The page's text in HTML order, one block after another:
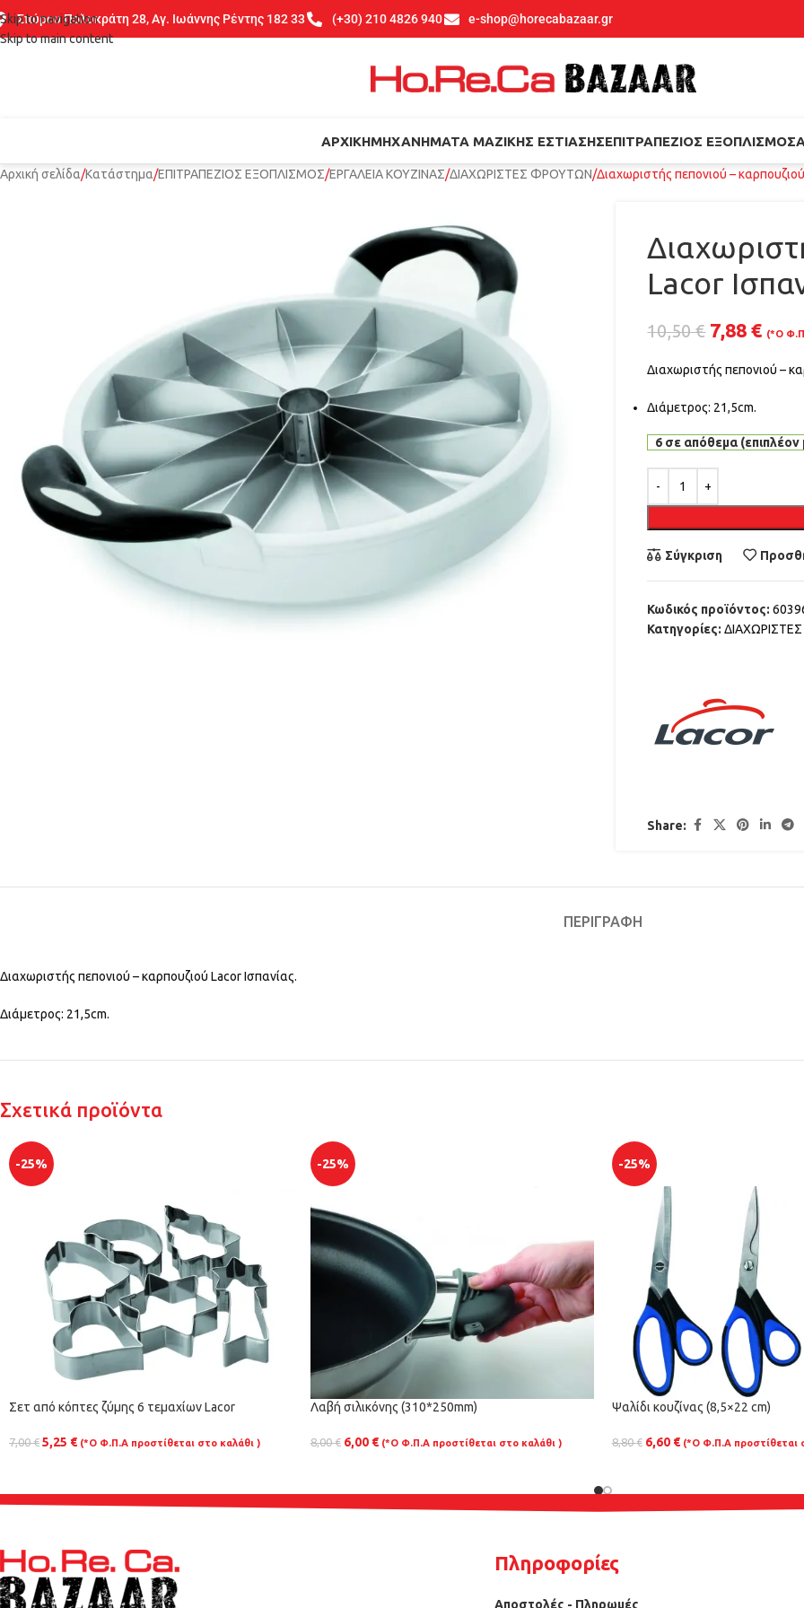
Skip to navigation
Skip to main content
Σπύρου Πολυκράτη 28, Αγ. Ιωάννης Ρέντης 182 33 (+30) 210 4826 940 e-shop@horecabazaar.gr
ΑΡΧΙΚΉΜΗΧΑΝΉΜΑΤΑ ΜΑΖΙΚΉΣ ΕΣΤΊΑΣΗΣΕΠΙΤΡΑΠΈΖΙΟΣ ΕΞΟΠΛΙΣΜΌΣ
Αρχική σελίδα Κατάστημα ΕΠΙΤΡΑΠΕΖΙΟΣ ΕΞΟΠΛΙΣΜΟΣ ΕΡΓΑΛΕΙΑ ΚΟΥΖΙΝΑΣ ΔΙΑΧΩΡΙΣΤΕΣ ΦΡΟΥΤΩΝ Διαχωριστής πεπονιού –
Lacor
10,50€ 7,88€ (*Ο
Διαχωριστής πεπονιού –
Διάμετρος: 21,5cm.
6 σε απόθεμα (επιπλέον
Σύγκριση
Κωδικός προϊόντος:
Κατηγορίες:
Share:
ΠΕΡΙΓΡΑΦΉ
Διαχωριστής πεπονιού – καρπουζιού Lacor Ισπανίας.
Διάμετρος: 21,5cm.
Σχετικά προϊόντα
-25%
Σετ από κόπτες ζύμης 6 τεμαχίων Lacor
7,00€ 5,25 € (*Ο Φ.Π.Α προστίθεται στο καλάθι )
-25%
Λαβή σιλικόνης (310*250mm)
8,00€ 6,00 € (*Ο Φ.Π.Α προστίθεται στο καλάθι )
-25%
Ψαλίδι κουζίνας (8,5×22 cm)
8,80€ 6,60 € (*Ο Φ.Π.Α προστίθεται
Πληροφορίες
Αποστολές - Πληρωμές